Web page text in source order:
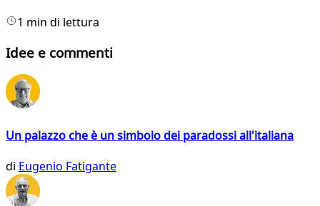
1 min di lettura
Idee e commenti
Un palazzo che è un simbolo dei paradossi all'italiana
di Eugenio Fatigante